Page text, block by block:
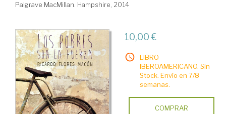
Palgrave MacMillan. Hampshire, 2014
10,00 €
LIBRO
IBEROAMERICANO. Sin
Stock. Envío en 7/8
semanas.
COMPRAR